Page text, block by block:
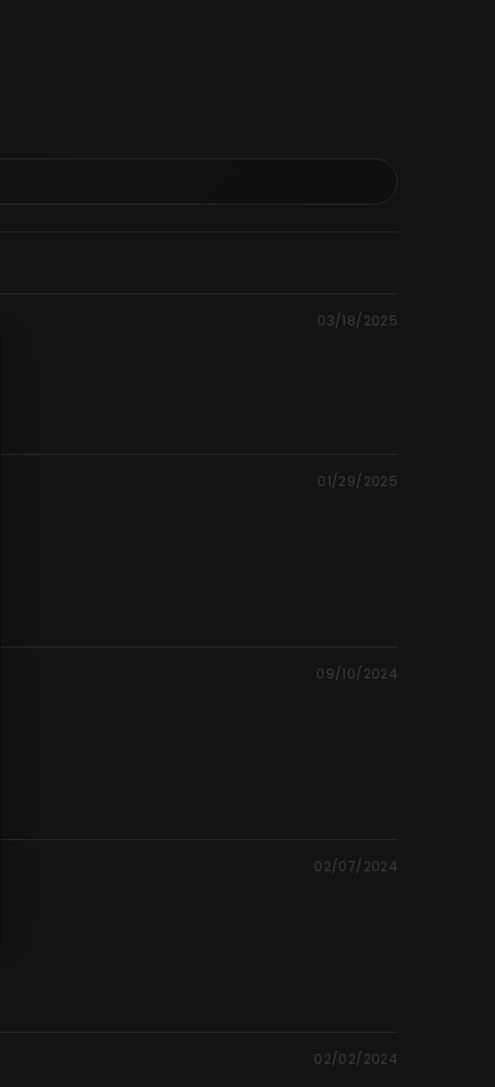
03/18/2025
01/29/2025
09/10/2024
02/07/2024
02/02/2024